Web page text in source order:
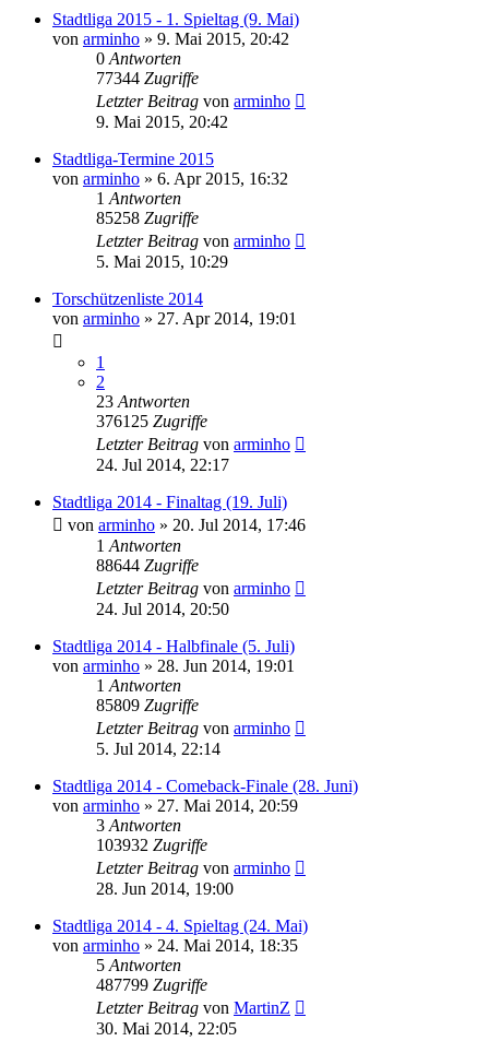
Stadtliga 2015 - 1. Spieltag (9. Mai)
von arminho » 9. Mai 2015, 20:42
0 Antworten
77344 Zugriffe
Letzter Beitrag von arminho
9. Mai 2015, 20:42
Stadtliga-Termine 2015
von arminho » 6. Apr 2015, 16:32
1 Antworten
85258 Zugriffe
Letzter Beitrag von arminho
5. Mai 2015, 10:29
Torschützenliste 2014
von arminho » 27. Apr 2014, 19:01
1
2
23 Antworten
376125 Zugriffe
Letzter Beitrag von arminho
24. Jul 2014, 22:17
Stadtliga 2014 - Finaltag (19. Juli)
von arminho » 20. Jul 2014, 17:46
1 Antworten
88644 Zugriffe
Letzter Beitrag von arminho
24. Jul 2014, 20:50
Stadtliga 2014 - Halbfinale (5. Juli)
von arminho » 28. Jun 2014, 19:01
1 Antworten
85809 Zugriffe
Letzter Beitrag von arminho
5. Jul 2014, 22:14
Stadtliga 2014 - Comeback-Finale (28. Juni)
von arminho » 27. Mai 2014, 20:59
3 Antworten
103932 Zugriffe
Letzter Beitrag von arminho
28. Jun 2014, 19:00
Stadtliga 2014 - 4. Spieltag (24. Mai)
von arminho » 24. Mai 2014, 18:35
5 Antworten
487799 Zugriffe
Letzter Beitrag von MartinZ
30. Mai 2014, 22:05